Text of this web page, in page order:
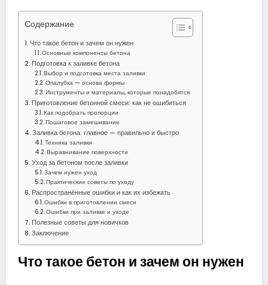
Содержание
Что такое бетон и зачем он нужен
Основные компоненты бетона
Подготовка к заливке бетона
Выбор и подготовка места заливки
Опалубка — основа формы
Инструменты и материалы, которые понадобятся
Приготовление бетонной смеси: как не ошибиться
Как подобрать пропорции
Пошаговое замешивание
Заливка бетона: главное — правильно и быстро
Техника заливки
Выравнивание поверхности
Уход за бетоном после заливки
Зачем нужен уход
Практические советы по уходу
Распространённые ошибки и как их избежать
Ошибки в приготовлении смеси
Ошибки при заливке и уходе
Полезные советы для новичков
Заключение
Что такое бетон и зачем он нужен